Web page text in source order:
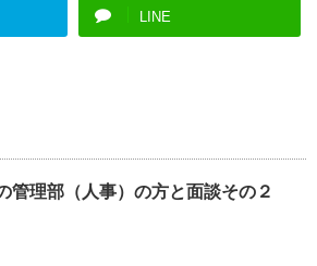
LINE
管理部（人事）の方と面談その２